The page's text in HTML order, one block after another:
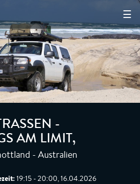
☰
- U
AM LIMIT
,
- Australien
19:15 - 20:00, 16.04.2026